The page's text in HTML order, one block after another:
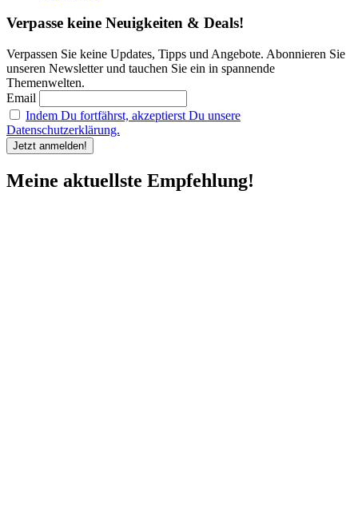
Verpasse keine Neuigkeiten & Deals!
Verpassen Sie keine Updates, Tipps und Angebote. Abonnieren Sie
unseren Newsletter und tauchen Sie ein in spannende
Themenwelten.
Email
Indem Du fortfährst, akzeptierst Du unsere
Datenschutzerklärung.
Meine aktuellste Empfehlung!